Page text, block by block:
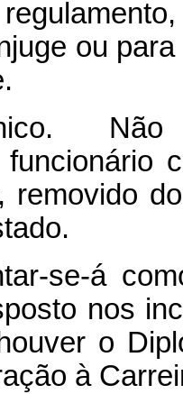
ou
Não
removido
se-á
nos
o
à